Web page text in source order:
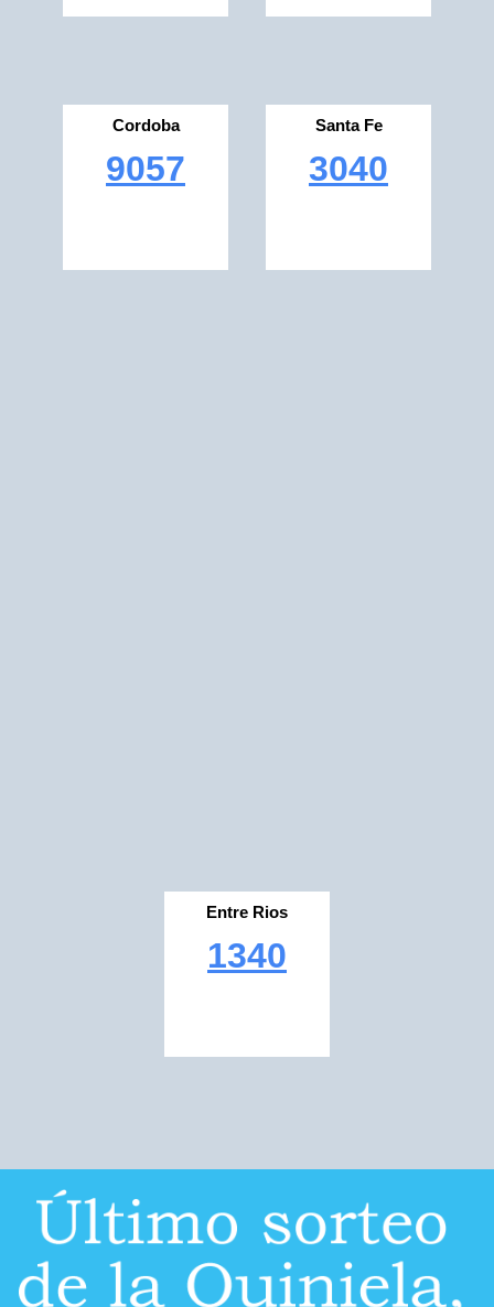
Cordoba
9057
Santa Fe
3040
Entre Rios
1340